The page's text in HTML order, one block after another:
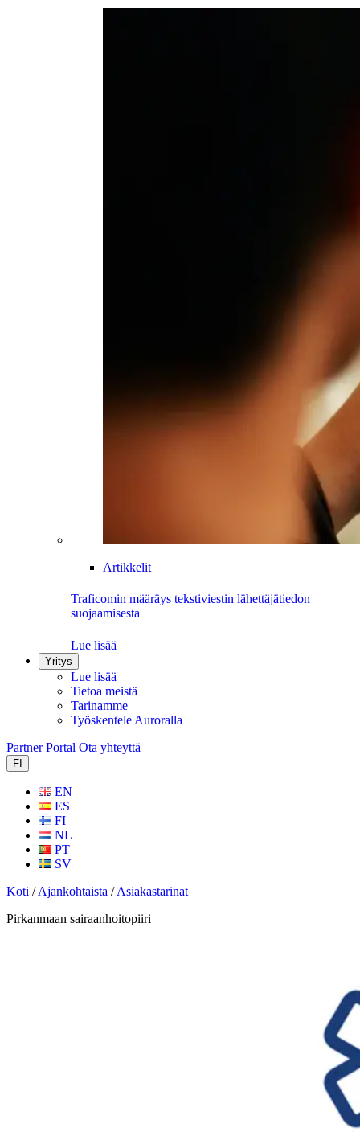
Artikkelit
Traficomin määräys tekstiviestin lähettäjätiedon
suojaamisesta
Lue lisää
Yritys
Lue lisää
Tietoa meistä
Tarinamme
Työskentele Auroralla
Partner Portal Ota yhteyttä
FI
EN
ES
FI
NL
PT
SV
Koti /Ajankohtaista /Asiakastarinat
Pirkanmaan sairaanhoitopiiri